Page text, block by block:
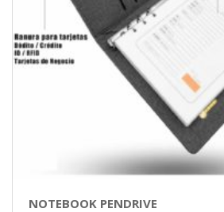
NOTEBOOK PENDRIVE